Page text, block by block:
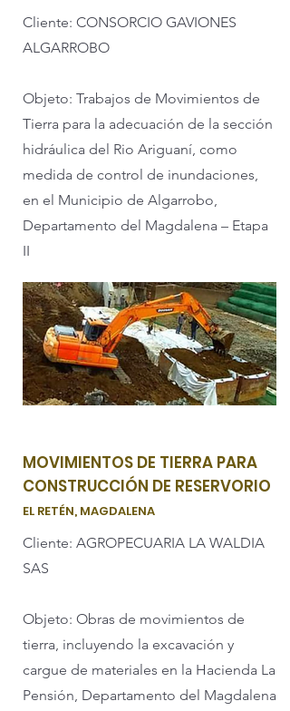
Cliente: CONSORCIO GAVIONES
ALGARROBO
Objeto: Trabajos de Movimientos de
Tierra para la adecuación de la sección
hidráulica del Rio Ariguaní, como
medida de control de inundaciones,
en el Municipio de Algarrobo,
Departamento del Magdalena – Etapa
II
MOVIMIENTOS DE TIERRA PARA
CONSTRUCCIÓN DE RESERVORIO
EL RETÉN, MAGDALENA
Cliente: AGROPECUARIA LA WALDIA
SAS
Objeto: Obras de movimientos de
tierra, incluyendo la excavación y
cargue de materiales en la Hacienda La
Pensión, Departamento del Magdalena